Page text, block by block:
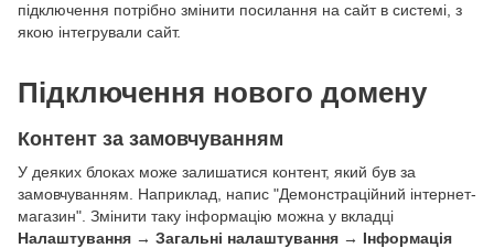
підключення потрібно змінити посилання на сайт в системі, з
якою інтегрували сайт.
Підключення нового домену
Контент за замовчуванням
У деяких блоках може залишатися контент, який був за
замовчуванням. Наприклад, напис "Демонстраційний інтернет-
магазин". Змінити таку інформацію можна у вкладці
Налаштування → Загальні налаштування → Інформація